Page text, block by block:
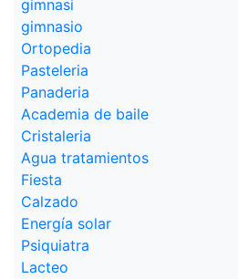
gimnasi
gimnasio
Ortopedia
Pasteleria
Panaderia
Academia de baile
Cristaleria
Agua tratamientos
Fiesta
Calzado
Energía solar
Psiquiatra
Lacteo